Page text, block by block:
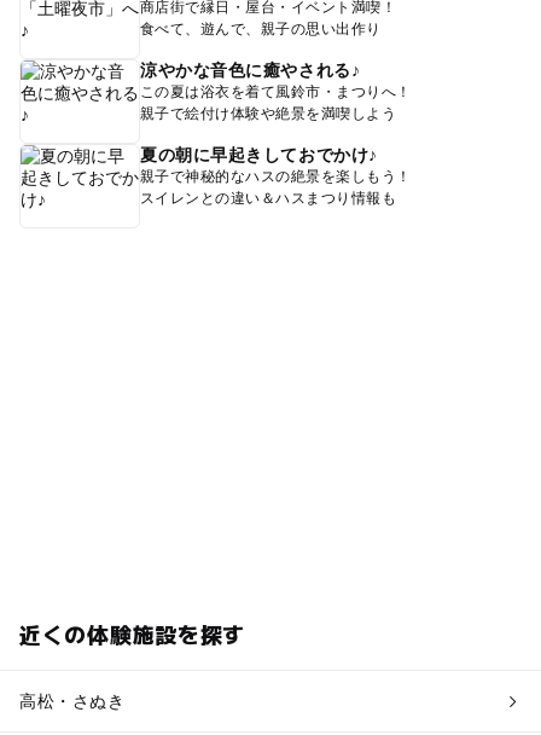
商店街で縁日・屋台・イベント満喫！
食べて、遊んで、親子の思い出作り
涼やかな音色に癒やされる♪
この夏は浴衣を着て風鈴市・まつりへ！
親子で絵付け体験や絶景を満喫しよう
夏の朝に早起きしておでかけ♪
親子で神秘的なハスの絶景を楽しもう！
スイレンとの違い＆ハスまつり情報も
近くの体験施設を探す
高松・さぬき